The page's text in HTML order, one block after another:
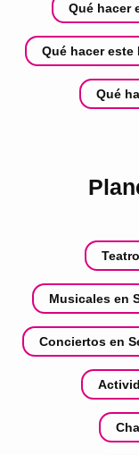
Qué hacer
Qué hacer
Qué
Musicales en
Conciertos en